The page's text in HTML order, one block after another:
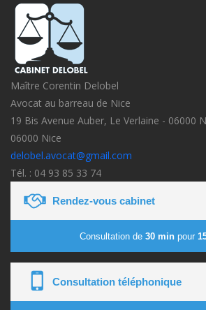
Maître Corentin Delobel
Avocat au barreau de Nice
19 Bis Avenue Auber, Le Verlaine - 06000
06000 Nice
delobel.avocat@gmail.com
Tél. : 04 93 85 33 74
Rendez-vous cabinet
Consultation de 30 minpour
Consultation téléphonique